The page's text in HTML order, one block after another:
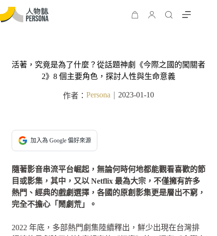
活著，究竟是為了什麼？從話題神劇《今際之國的闖關者
2》8 個主要角色，探討人性與生命意義
作者： Persona 2023-01-10
加入為 Google 偏好來源
隨著影音串流平台崛起，無論何時何地都能觀看喜歡的節
目或影集，其中，又以 Netflix 最為大宗，不僅擁有許多
熱門、經典的戲劇選擇，各國的原創影集更是層出不窮，
完全不擔心「鬧劇荒」。
2022 年底，多部熱門劇集陸續釋出，鮮少出現在台灣排